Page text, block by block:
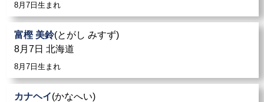
8月7日生まれ
富樫 美鈴(とがし みすず)
8月7日 北海道
8月7日生まれ
カナヘイ(かなへい)